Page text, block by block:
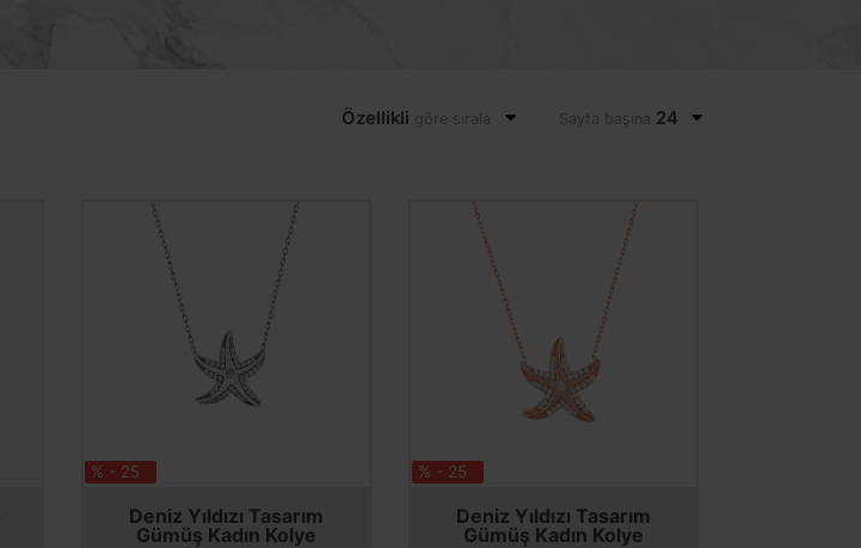
Özellikli göre sırala Sayfa başına 24
% - 25
Deniz Yıldızı Tasarım
Gümüş Kadın Kolye
SEPETE EKLE
SEPETE EKLE
% - 25
Deniz Yıldızı Tasarım
Gümüş Kadın Kolye
SEPETE EKLE
SEPETE EKLE